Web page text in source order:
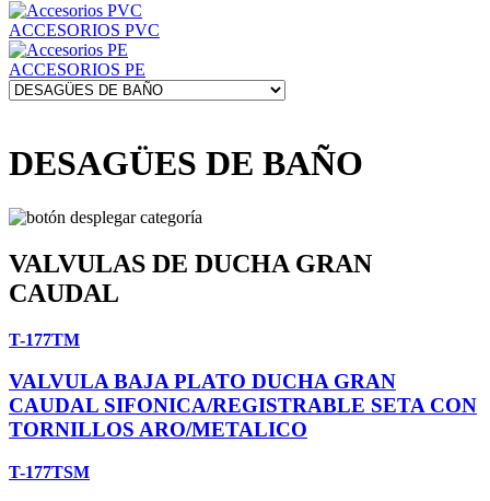
ACCESORIOS PVC
ACCESORIOS PE
DESAGÜES DE BAÑO
VALVULAS DE DUCHA GRAN
CAUDAL
T-177TM
VALVULA BAJA PLATO DUCHA GRAN
CAUDAL SIFONICA/REGISTRABLE SETA CON
TORNILLOS ARO/METALICO
T-177TSM